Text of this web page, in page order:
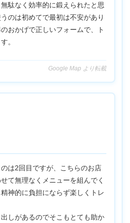
駄なく効率的に鍛えられたと思
のは初めてで最初は不安があり
おかげで正しいフォームで、ト
。
Google Map より転載
は2回目ですが、こちらのお店
て無理なくメニューを組んでく
神的に負担にならず楽しくトレ
しがあるのでそこもとても助か